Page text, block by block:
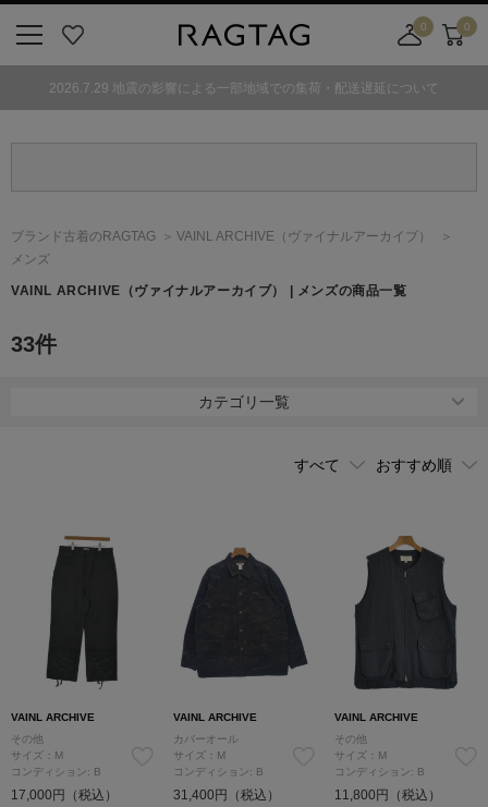
気
0
舗
カ
ト
0
2026.7.29 地震の影響による一部地域での集荷・配送遅延について
ブランド古着のRAGTAG VAINL ARCHIVE （ヴァイナルアーカイブ）
メンズ
VAINL ARCHIVE （ヴァイナルアーカイブ） | メンズの商品一覧
33件
カテゴリ一覧
VAINL ARCHIVE
その他
サイズ：M
コンディション: B
17,000円（税込）
VAINL ARCHIVE
カバーオール
サイズ：M
コンディション: B
31,400円（税込）
VAINL ARCHIVE
その他
サイズ：M
コンディション: B
11,800円（税込）